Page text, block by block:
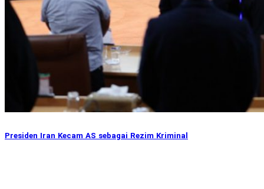
Presiden Iran Kecam AS sebagai Rezim Kriminal